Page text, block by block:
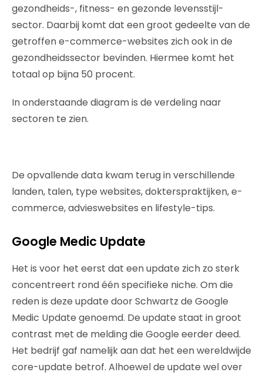
gezondheids-, fitness- en gezonde levensstijl-
sector. Daarbij komt dat een groot gedeelte van de
getroffen e-commerce-websites zich ook in de
gezondheidssector bevinden. Hiermee komt het
totaal op bijna 50 procent.
In onderstaande diagram is de verdeling naar
sectoren te zien.
De opvallende data kwam terug in verschillende
landen, talen, type websites, dokterspraktijken, e-
commerce, advieswebsites en lifestyle-tips.
Google Medic Update
Het is voor het eerst dat een update zich zo sterk
concentreert rond één specifieke niche. Om die
reden is deze update door Schwartz de Google
Medic Update genoemd. De update staat in groot
contrast met de melding die Google eerder deed.
Het bedrijf gaf namelijk aan dat het een wereldwijde
core-update betrof. Alhoewel de update wel over